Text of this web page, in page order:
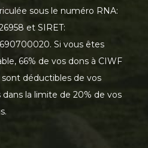
sous le numéro RNA:
et SIRET:
Si vous êtes
66% de vos dons à CIWF
sont déductibles de vos
la limite de 20% de vos